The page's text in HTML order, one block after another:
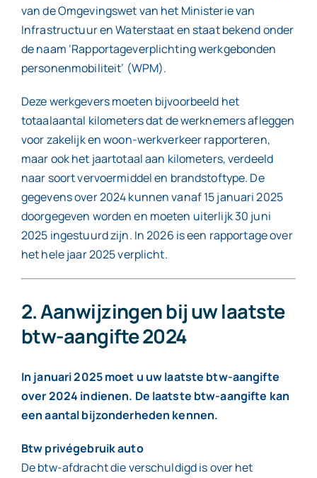
van de Omgevingswet van het Ministerie van
Infrastructuur en Waterstaat en staat bekend onder
de naam ‘Rapportageverplichting werkgebonden
personenmobiliteit’ (WPM).
Deze werkgevers moeten bijvoorbeeld het
totaalaantal kilometers dat de werknemers afleggen
voor zakelijk en woon-werkverkeer rapporteren,
maar ook het jaartotaal aan kilometers, verdeeld
naar soort vervoermiddel en brandstoftype. De
gegevens over 2024 kunnen vanaf 15 januari 2025
doorgegeven worden en moeten uiterlijk 30 juni
2025 ingestuurd zijn. In 2026 is een rapportage over
het hele jaar 2025 verplicht.
2. Aanwijzingen bij uw laatste
btw-aangifte 2024
In januari 2025 moet u uw laatste btw-aangifte
over 2024 indienen. De laatste btw-aangifte kan
een aantal bijzonderheden kennen.
Btw privégebruik auto
De btw-afdracht die verschuldigd is over het